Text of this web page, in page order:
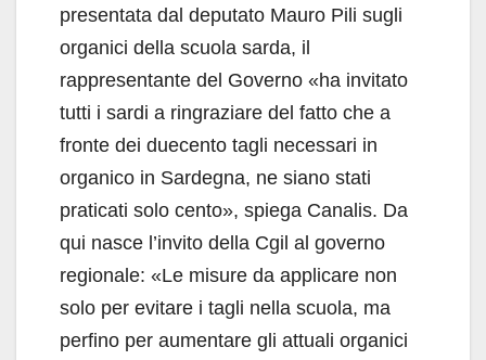
presentata dal deputato Mauro Pili sugli
organici della scuola sarda, il
rappresentante del Governo «ha invitato
tutti i sardi a ringraziare del fatto che a
fronte dei duecento tagli necessari in
organico in Sardegna, ne siano stati
praticati solo cento», spiega Canalis. Da
qui nasce l’invito della Cgil al governo
regionale: «Le misure da applicare non
solo per evitare i tagli nella scuola, ma
perfino per aumentare gli attuali organici